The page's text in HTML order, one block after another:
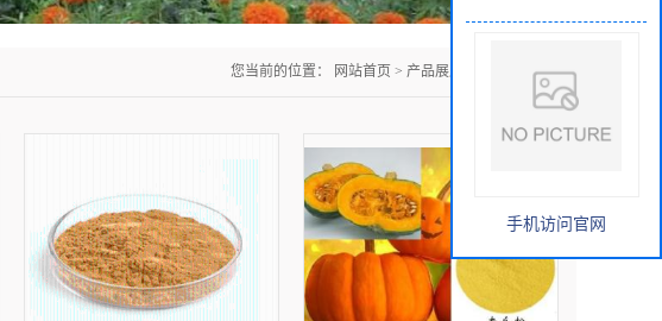
您当前的位置： 网站首页 > 产品展厅 蔬菜粉系列
手机访问官网